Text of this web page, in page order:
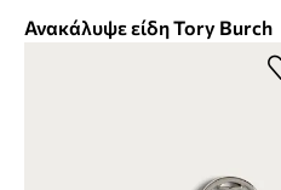
Ανακάλυψε είδη Tory Burch